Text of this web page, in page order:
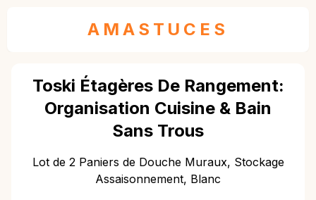
AMASTUCES
Toski Étagères De Rangement:
Organisation Cuisine & Bain
Sans Trous
Lot de 2 Paniers de Douche Muraux, Stockage
Assaisonnement, Blanc